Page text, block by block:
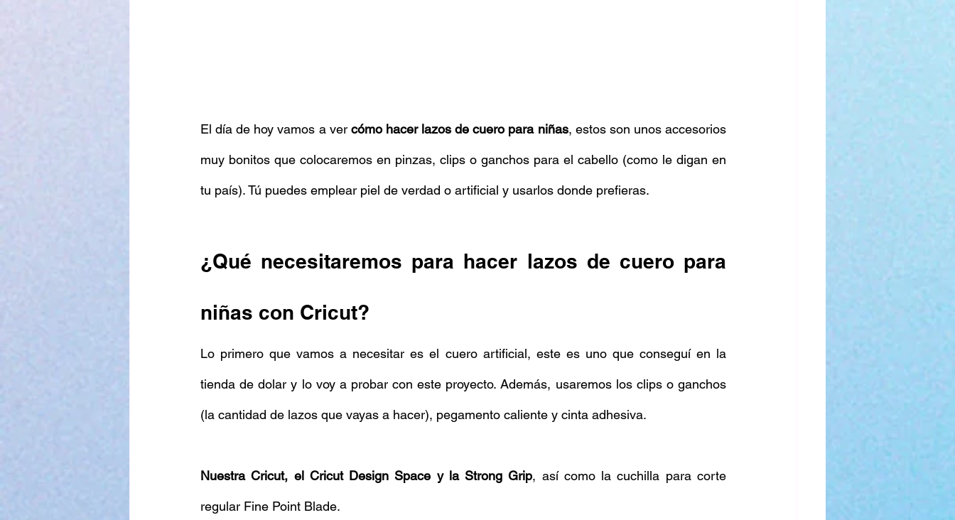
El día de hoy vamos a ver cómo hacer lazos de cuero para niñas, estos son unos accesorios
muy bonitos que colocaremos en pinzas, clips o ganchos para el cabello (como le digan en
tu país). Tú puedes emplear piel de verdad o artificial y usarlos donde prefieras.
¿Qué necesitaremos para hacer lazos de cuero para
niñas con Cricut?
Lo primero que vamos a necesitar es el cuero artificial, este es uno que conseguí en la
tienda de dolar y lo voy a probar con este proyecto. Además, usaremos los clips o ganchos
(la cantidad de lazos que vayas a hacer), pegamento caliente y cinta adhesiva.
Nuestra Cricut, el Cricut Design Space y la Strong Grip, así como la cuchilla para corte
regular Fine Point Blade.